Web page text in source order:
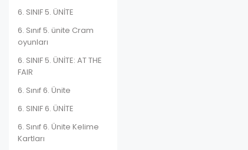
6. SINIF 5. ÜNİTE
6. Sınıf 5. ünite Cram
oyunları
6. SINIF 5. ÜNİTE: AT THE
FAIR
6. Sınıf 6. Ünite
6. SINIF 6. ÜNİTE
6. Sınıf 6. Ünite Kelime
Kartları